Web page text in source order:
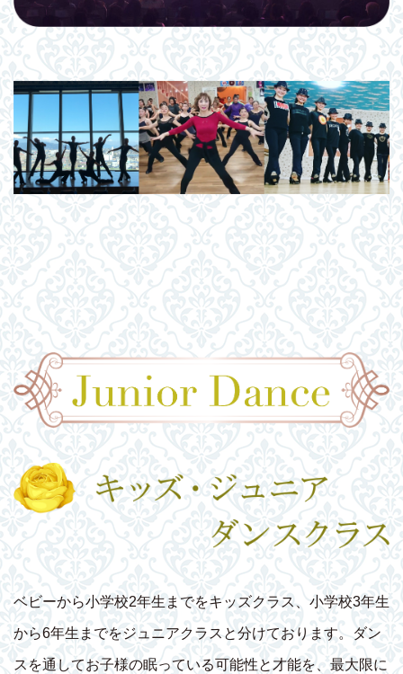
ベビーから小学校2年生までをキッズクラス、小学校3年生
から6年生までをジュニアクラスと分けております。ダン
スを通してお子様の眠っている可能性と才能を、最大限に